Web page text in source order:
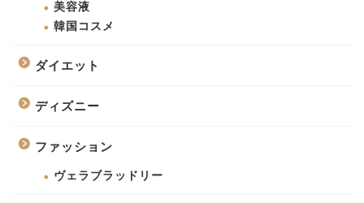
美容液
韓国コスメ
ダイエット
ディズニー
ファッション
ヴェラブラッドリー